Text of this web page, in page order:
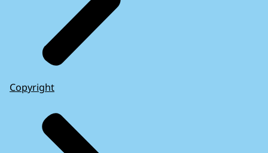
Copyright